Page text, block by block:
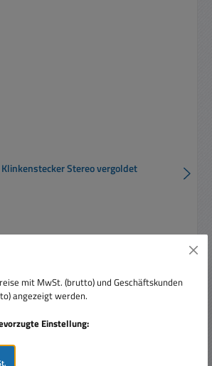
Stereo vergoldet
Verkaufspreis:
1,30 € Regulärer Preis:
2,70 € (51.85% gespart)
mit MwSt. (brutto) und Geschäftskunden
angezeigt werden.
Einstellung: